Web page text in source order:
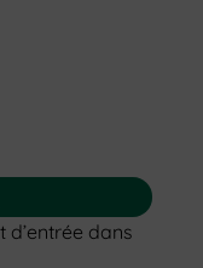
d’entrée dans